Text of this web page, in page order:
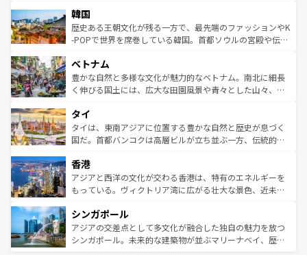
ワイを、存分に味わってほしい。 なお、新着のハワイ情報
はコンテンツ一覧を参照してほしい。
いる。アクティビティも充実しており、サーフィンやダイ
ビング、ハイキングなど、アウトドア好きにはたまらな
い。オーストラリアの多彩な魅力を存分に味わいつくそ
参照してほしい。
ン）、静ひつな山岳地帯である台湾東部など、都市の喧騒
と山間の静けさが共存しており、訪れる人に新しい発見と
驚きをもたらしてくれる。また、奥深い台湾の食文化も魅
容にもいいと評判のスイーツなど、バラエティ豊かな料理
が味わえる。 なお、新着の台湾情報は コンテンツ一覧を参
照してほしい。
韓国
歴史ある王朝文化が残る一方で、最先端のファッションやK
-POPで世界を席巻している韓国。首都ソウルの宮殿や伝統
き、地方に足を延ばせば四季折々の自然美を楽しむことが
できる。そして、キムチや焼肉、絶品のストリートフード
まで、さまざまな韓国料理が待っている。夜には、韓国な
リティに包まれながら、韓国の多彩な魅力を心ゆくまで味
わってみてほしい。 なお、新着の韓国情報はコンテンツ一
覧を参照してほしい。
ベトナム
豊かな自然と多様な文化が魅力的なベトナム。南北に細長
く伸びる国土には、広大な田園風景や青々とした山々、世
急速な発展と共に伝統が息づく。ハノイの古い町並みやホ
ーチミン市のフランス統治時代の建物も、独特の雰囲気を
醸し出している。また、バラエティの豊かさとおいしさで
とつ。フォーやバインミー、ベトナムコーヒーなどは、ぜ
ひ現地で味わいたい。どの地域を訪れてもあたたかい人々
が旅行者を迎えてくれるので、きっと忘れられない旅にな
参照してほしい。
タイ
タイは、東南アジアに位置する豊かな自然と歴史が息づく
国だ。首都バンコクは高層ビルが立ち並ぶ一方、伝統的な
の活気が交差している。北部ではチェンマイなどの山岳地
帯で自然と触れ合い、南部ではプーケットやクラビの美し
いビーチでリゾート気分を楽しむことができる。タイ料理
激する。気候は一年中温暖で、どの季節にも異なる楽しみ
が待っている。親しみやすいタイの人々、仏教を中心とし
た文化、そして多様な観光資源が、訪れる旅人を魅了し続
香港
アジアと西洋の文化が交わる香港は、特有のエネルギーを
もっている。ヴィクトリア湾に広がる壮大な景色、近未来
み、どこを訪れても感動するはず。観光スポットが密集し
ており、効率よく見どころを回れるのも魅力。息をのむよ
うな絶景から文化的な体験まで、香港を存分に楽しみ尽く
シンガポール
アジアの交差点として多文化が融合した独自の魅力を放つ
シンガポール。未来的な建築物が並ぶマリーナベイ、歴史